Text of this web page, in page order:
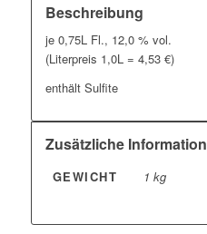
Beschreibung
je 0,75L Fl., 12,0 % vol.
(Literpreis 1,0L = 4,53 €)
enthält Sulfite
Zusätzliche Information
GEWICHT 1 kg